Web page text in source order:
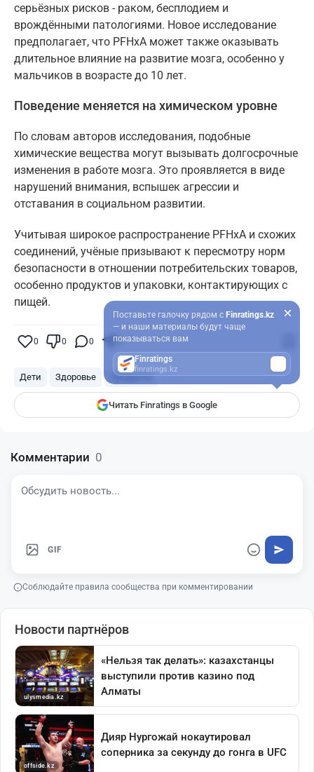
серьёзных рисков - раком, бесплодием и
врождёнными патологиями. Новое исследование
предполагает, что PFHxA может также оказывать
длительное влияние на развитие мозга, особенно у
мальчиков в возрасте до 10 лет.
Поведение меняется на химическом уровне
По словам авторов исследования, подобные
химические вещества могут вызывать долгосрочные
изменения в работе мозга. Это проявляется в виде
нарушений внимания, вспышек агрессии и
отставания в социальном развитии.
Учитывая широкое распространение PFHxA и схожих
соединений, учёные призывают к пересмотру норм
безопасности в отношении потребительских товаров,
особенно продуктов и упаковки, контактирующих с
пищей.
0 0 0 0
Дети Здоровье Продукты
Читать Finratings в Google
Поставьте галочку рядом с Finratings.kz
— и наши материалы будут чаще
показываться вам
Finratings
finratings.kz
Комментарии 0
GIF
Соблюдайте правила сообщества при комментировании